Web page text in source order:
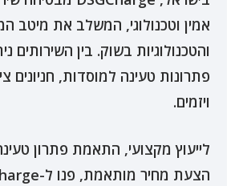
אמין וטכנולוגי, המשלב את מיטב
והטכנולוגיות בשוק. בין השירותים
פתרונות טעינה למוסדות, חניונים
ויזמים.
לייעוץ מקצועי, התאמת פתרון